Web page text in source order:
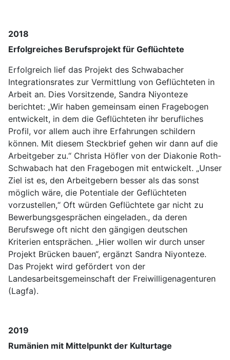
2018
Erfolgreiches Berufsprojekt für Geflüchtete
Erfolgreich lief das Projekt des Schwabacher
Integrationsrates zur Vermittlung von Geflüchteten in
Arbeit an. Dies Vorsitzende, Sandra Niyonteze
berichtet: „Wir haben gemeinsam einen Fragebogen
entwickelt, in dem die Geflüchteten ihr berufliches
Profil, vor allem auch ihre Erfahrungen schildern
können. Mit diesem Steckbrief gehen wir dann auf die
Arbeitgeber zu.“ Christa Höfler von der Diakonie Roth-
Schwabach hat den Fragebogen mit entwickelt. „Unser
Ziel ist es, den Arbeitgebern besser als das sonst
möglich wäre, die Potentiale der Geflüchteten
vorzustellen,“ Oft würden Geflüchtete gar nicht zu
Bewerbungsgesprächen eingeladen., da deren
Berufswege oft nicht den gängigen deutschen
Kriterien entsprächen. „Hier wollen wir durch unser
Projekt Brücken bauen“, ergänzt Sandra Niyonteze.
Das Projekt wird gefördert von der
Landesarbeitsgemeinschaft der Freiwilligenagenturen
(Lagfa).
2019
Rumänien mit Mittelpunkt der Kulturtage